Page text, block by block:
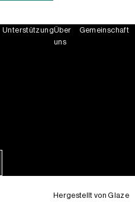
UnterstützungÜber
uns
Gemeinschaft
Hergestellt vonGlaze